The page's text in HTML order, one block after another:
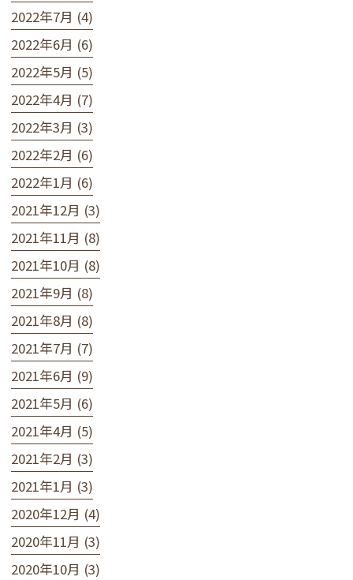
2022年7月 (4)
2022年6月 (6)
2022年5月 (5)
2022年4月 (7)
2022年3月 (3)
2022年2月 (6)
2022年1月 (6)
2021年12月 (3)
2021年11月 (8)
2021年10月 (8)
2021年9月 (8)
2021年8月 (8)
2021年7月 (7)
2021年6月 (9)
2021年5月 (6)
2021年4月 (5)
2021年2月 (3)
2021年1月 (3)
2020年12月 (4)
2020年11月 (3)
2020年10月 (3)